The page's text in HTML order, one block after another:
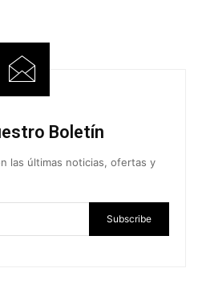
Boletín
las últimas noticias, ofertas y
Subscribe